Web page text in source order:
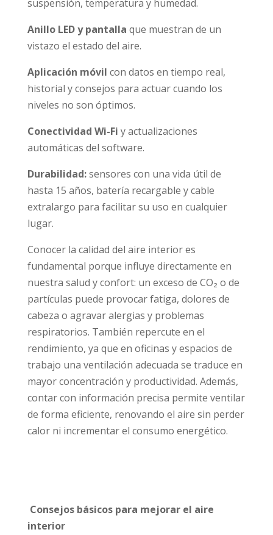
suspensión, temperatura y humedad.
Anillo LED y pantalla que muestran de un
vistazo el estado del aire.
Aplicación móvil con datos en tiempo real,
historial y consejos para actuar cuando los
niveles no son óptimos.
Conectividad Wi-Fi y actualizaciones
automáticas del software.
Durabilidad:sensores con una vida útil de
hasta 15 años, batería recargable y cable
extralargo para facilitar su uso en cualquier
lugar.
Conocer la calidad del aire interior es
fundamental porque influye directamente en
nuestra salud y confort: un exceso de CO₂ o de
partículas puede provocar fatiga, dolores de
cabeza o agravar alergias y problemas
respiratorios. También repercute en el
rendimiento, ya que en oficinas y espacios de
trabajo una ventilación adecuada se traduce en
mayor concentración y productividad. Además,
contar con información precisa permite ventilar
de forma eficiente, renovando el aire sin perder
calor ni incrementar el consumo energético.
Consejos básicos para mejorar el aire
interior